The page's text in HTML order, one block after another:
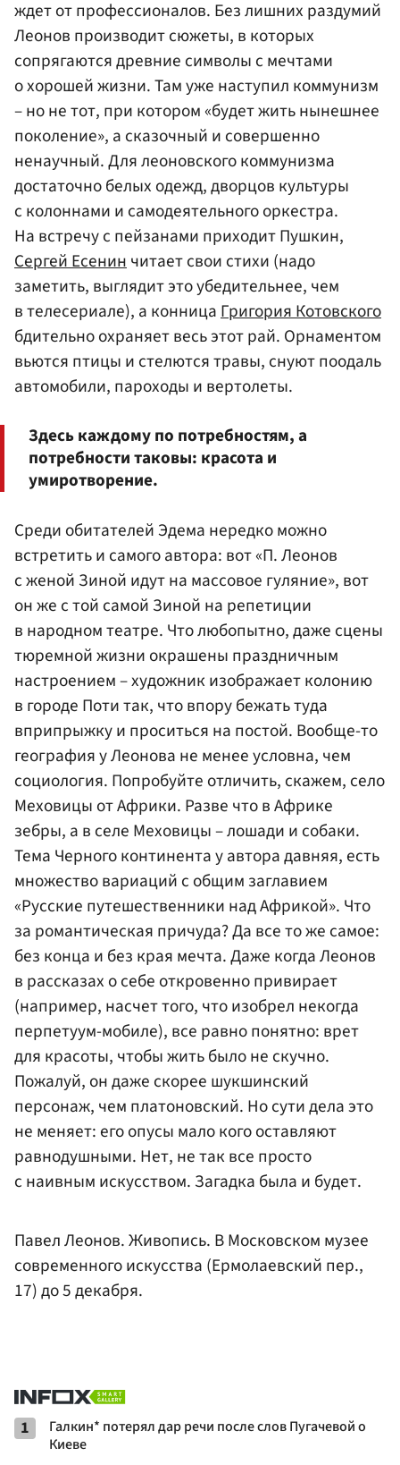
ждет от профессионалов. Без лишних раздумий
Леонов производит сюжеты, в которых
сопрягаются древние символы с мечтами
о хорошей жизни. Там уже наступил коммунизм
– но не тот, при котором «будет жить нынешнее
поколение», а сказочный и совершенно
ненаучный. Для леоновского коммунизма
достаточно белых одежд, дворцов культуры
с колоннами и самодеятельного оркестра.
На встречу с пейзанами приходит Пушкин,
Сергей Есенинчитает свои стихи (надо
заметить, выглядит это убедительнее, чем
в телесериале), а конницаГригория Котовского
бдительно охраняет весь этот рай. Орнаментом
вьются птицы и стелются травы, снуют поодаль
автомобили, пароходы и вертолеты.
Здесь каждому по потребностям, а
потребности таковы: красота и
умиротворение.
Среди обитателей Эдема нередко можно
встретить и самого автора: вот «П. Леонов
с женой Зиной идут на массовое гуляние», вот
он же с той самой Зиной на репетиции
в народном театре. Что любопытно, даже сцены
тюремной жизни окрашены праздничным
настроением – художник изображает колонию
в городе Поти так, что впору бежать туда
вприпрыжку и проситься на постой. Вообще-то
география у Леонова не менее условна, чем
социология. Попробуйте отличить, скажем, село
Меховицы от Африки. Разве что в Африке
зебры, а в селе Меховицы – лошади и собаки.
Тема Черного континента у автора давняя, есть
множество вариаций с общим заглавием
«Русские путешественники над Африкой». Что
за романтическая причуда? Да все то же самое:
без конца и без края мечта. Даже когда Леонов
в рассказах о себе откровенно привирает
(например, насчет того, что изобрел некогда
перпетуум-мобиле), все равно понятно: врет
для красоты, чтобы жить было не скучно.
Пожалуй, он даже скорее шукшинский
персонаж, чем платоновский. Но сути дела это
не меняет: его опусы мало кого оставляют
равнодушными. Нет, не так все просто
с наивным искусством. Загадка была и будет.
Павел Леонов. Живопись. В Московском музее
современного искусства (Ермолаевский пер.,
17) до 5 декабря.
1
Галкин* потерял дар речи после слов Пугачевой о
Киеве